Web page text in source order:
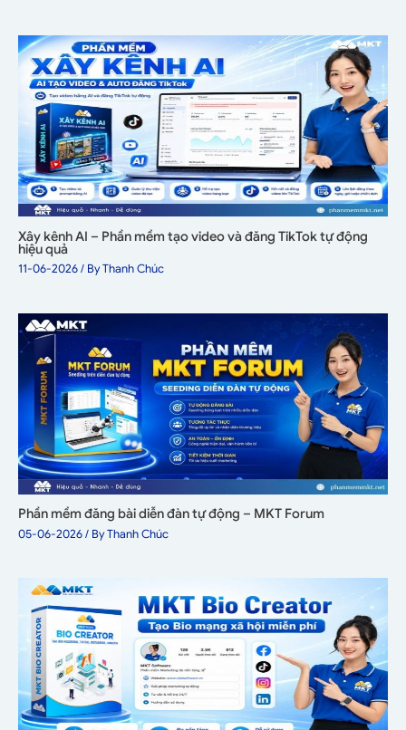
Xây kênh AI – Phần mềm tạo video và đăng TikTok tự động
hiệu quả
11-06-2026/ ByThanh Chúc
Phần mềm đăng bài diễn đàn tự động – MKT Forum
05-06-2026/ ByThanh Chúc